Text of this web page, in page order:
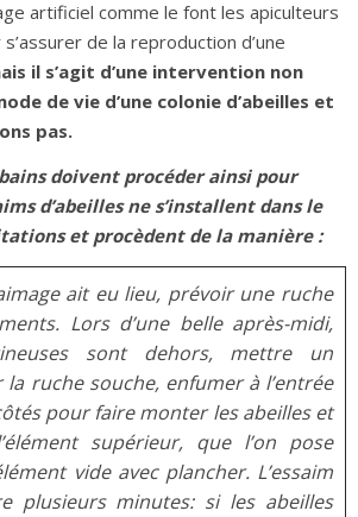
artificiel comme le font les apiculteurs
de la reproduction d’une
il s’agit d’une intervention non
de vie d’une colonie d’abeilles et
pas.
doivent procéder ainsi pour
d’abeilles ne s’installent dans le
et procèdent de la manière :
ait eu lieu, prévoir une ruche
Lors d’une belle après-midi,
sont dehors, mettre un
ruche souche, enfumer à l’entrée
pour faire monter les abeilles et
supérieur, que l’on pose
vide avec plancher. L’essaim
plusieurs minutes: si les abeilles